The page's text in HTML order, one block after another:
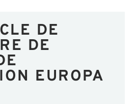
DE
DE
EUROPA